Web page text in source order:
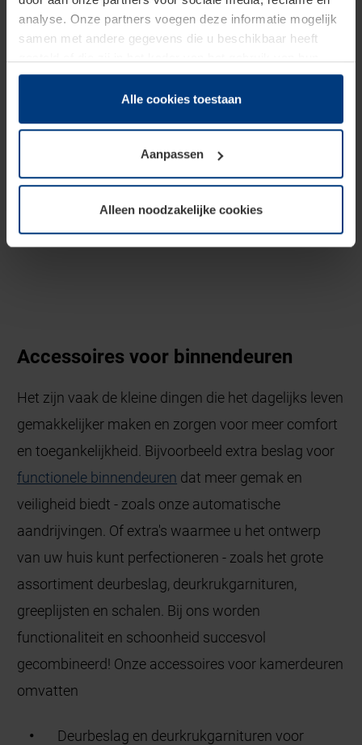
analyse. Onze partners voegen deze informatie mogelijk
samen met andere gegevens die u beschikbaar heeft
dienstverlening hebben verzameld.
Juridisch zijn wij gerechtigd om cookies op uw computer
onze pagina's absoluut noodzakelijk is. Voor alle andere
soorten cookies is uw toestemming vereist. Uw
toestemming kunt u op elk moment bij de uitleg van de
wijzigen of herroepen.
Alle cookies toestaan
Aanpassen
Alleen noodzakelijke cookies
Accessoires voor binnendeuren
Het zijn vaak de kleine dingen die het dagelijks leven
gemakkelijker maken en zorgen voor meer comfort
en toegankelijkheid. Bijvoorbeeld extra beslag voor
functionele binnendeuren dat meer gemak en
veiligheid biedt - zoals onze automatische
aandrijvingen. Of extra's waarmee u het ontwerp
van uw huis kunt perfectioneren - zoals het grote
assortiment deurbeslag, deurkrukgarnituren,
greeplijsten en schalen. Bij ons worden
functionaliteit en schoonheid succesvol
gecombineerd! Onze accessoires voor kamerdeuren
omvatten
Deurbeslag en deurkrukgarnituren voor